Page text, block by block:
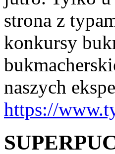
strona z
konkursy
naszych
https://